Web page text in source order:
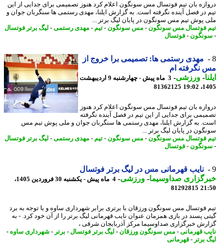
بان تیم فوتسال مس سونگون اعلام کرد هنوز تصمیمی برای جدایی از این
در فصل آینده نگرفته است. به گزارش ایلنا، مهدی رستمی ها سنگربان جوان و
پوش تیم مس سونگون در پایان لیگ برتر ...
فوتسال مس سونگون-مس سونگون-تیم -مهدی رستمی-لیگ برتر فوتسال
-فوتسال
مهدی رستمی ها: تصمیمی برا خروج از
نگرفته ام
-ورزشی-
3 ماه پیش - چهارشنبه 9 اردیبهشت
81362125
بان تیم فوتسال مس سونگون اعلام کرد هنوز
برای جدایی از این تیم در فصل آینده نگرفته
به گزارش ایلنا، مهدی رستمی ها سنگربان جوان و ملی پوش تیم مس
در پایان لیگ برتر ...
فوتسال مس سونگون-مس سونگون-تیم -مهدی رستمی-لیگ برتر فوتسال
-فوتسال
نایب قهرمانی مس در لیگ برتر فوتسال
صداوسیما-ورزشی-
4 ماه پیش - یکشنبه 30 فروردین 1405،
81292815
فوتسال مس سونگون ورزقان با برتری برابر شهرداری ساوه و با توجه به برد
پسند در بازی همزمان عنوان نایب قهرمانی لیگ برتر را از آن خود کرد. - به
خبرگزاری صداوسیما مرکز آذربایجان شرقی ،
قهرمانی-مس سونگون ورزقان -لیگ برتر فوتسال-برتر - شهرداری ساوه-
برتر - قهرمانی